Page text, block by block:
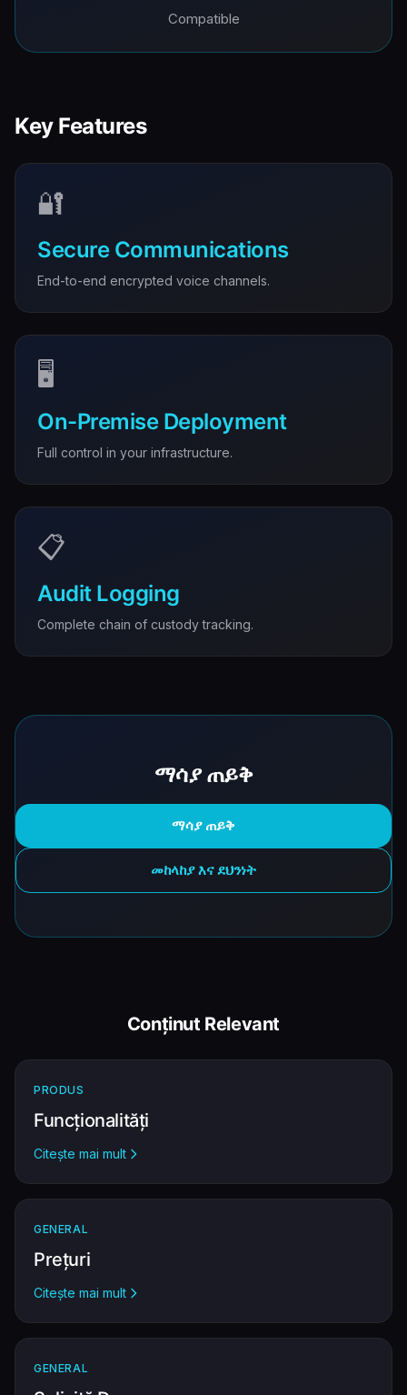
Compatible
Key Features
🔐
Secure Communications
End-to-end encrypted voice channels.
🖥️
On-Premise Deployment
Full control in your infrastructure.
📋
Audit Logging
Complete chain of custody tracking.
ማሳያ ጠይቅ
ማሳያ ጠይቅ
መከላከያ እና ደህንነት
Conținut Relevant
PRODUS
Funcționalități
Citește mai mult
GENERAL
Prețuri
Citește mai mult
GENERAL